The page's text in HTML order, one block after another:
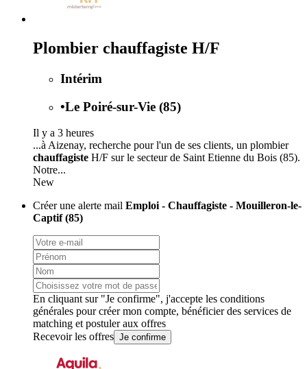
Plombier chauffagiste H/F
Intérim
•Le Poiré-sur-Vie (85)
Il y a 3 heures
...à Aizenay, recherche pour l'un de ses clients, un plombier
chauffagiste H/F sur le secteur de Saint Etienne du Bois (85).
Notre...
New
Créer une alerte mail Emploi - Chauffagiste - Mouilleron-le-
Captif (85)
En cliquant sur "Je confirme", j'accepte les conditions
générales pour créer mon compte, bénéficier des services de
matching et postuler aux offres
Recevoir les offres Je confirme